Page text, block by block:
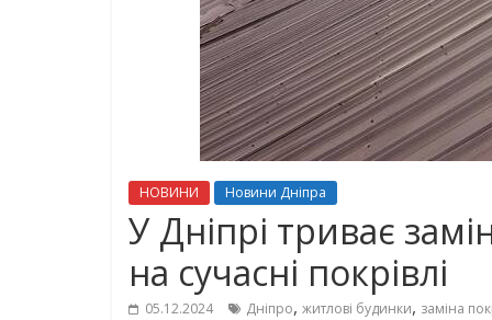
НОВИНИ Новини Дніпра
У Дніпрі триває
на сучасні покрівлі
05.12.2024 Дніпро, житлові будинки, заміна